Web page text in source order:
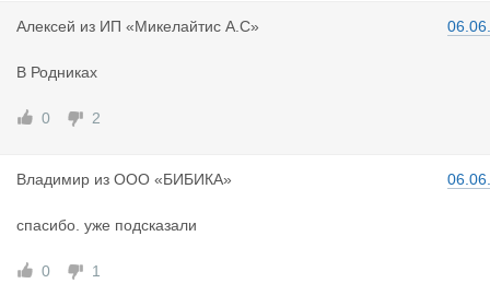
Алексей из ИП «Микелайтис А.С»
В Родниках
0 2
Владимир из ООО «БИБИКА»
спасибо. уже подсказали
0 1